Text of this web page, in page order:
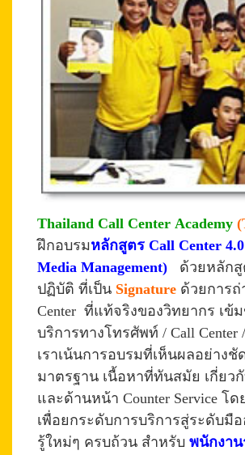
Thailand Call Center Academy (
ฝึกอบรมหลักสูตร Call Center
Media Management)
ด้วยหลัก
ปฏิบัติ ที่เป็น Signature ด้วยการ
Center ที่แท้จริงของวิทยากร เข้
บริการทางโทรศัพท์ / Call Center
เราเน้นการอบรมที่เห็นผลอย่าง
มาตรฐาน เนื้อหาที่ทันสมัย เกี่ยว
และด้านหน้า Counter Service
เพื่อยกระดับการบริการสู่ระดับมื
รู้ใหม่ๆ ครบถ้วน สำหรับ พนักงาน